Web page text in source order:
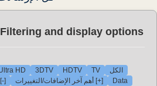
Filtering and display options
الكل TV
HDTV
3DTV
HD
Data
[+] أهم آخر الإضافات/التغييرات
[-